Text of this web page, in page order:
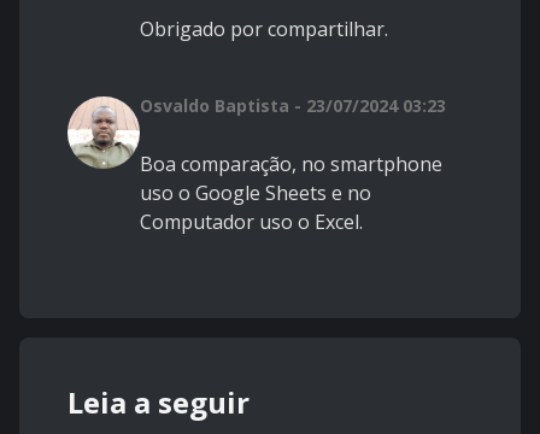
Obrigado por compartilhar.
Osvaldo Baptista - 23/07/2024 03:23
Boa comparação, no smartphone
uso o Google Sheets e no
Computador uso o Excel.
Leia a seguir